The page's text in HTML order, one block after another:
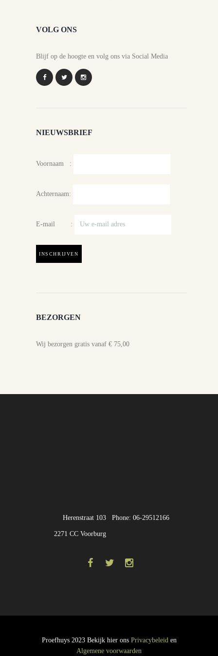
VOLG ONS
Blijf op de hoogte en volg ons via Social Media
NIEUWSBRIEF
Voornaam :
Achternaam:
E-mail :
BEZORGEN
Wij bezorgen gratis vanaf € 75,00
Phone: 06-29512166
Herenstraat 103
2271 CC Voorburg
Proefhuys 2023 Bekijk hier ons Privacybeleid en
Algemene voorwaarden